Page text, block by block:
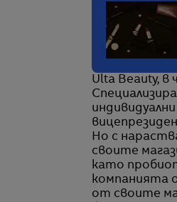
Ulta Beauty, в
Но с
своите
като
компанията
от своите